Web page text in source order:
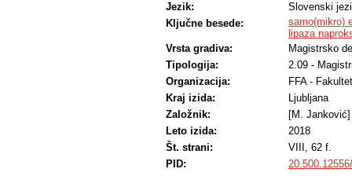
V sklopu magistrske naloge smo
topne ZU naproksen. Naproksen je
neionizirani obliki. Zaradi neželenih
v gastrorezistentnih oblikah. V tem
vitro lipolizo. Pri višjem pH v tankem
nekoliko slabše permeabilen. Iz tega
aktivne snovi, ki jih le-ta vsebuje,
formulacije, ki so ustrezale smernicam
formulacij smo uporabili naslednje
HS 15, Kolliphor EL, PEG 400, Miglyol
vgradili naproksen do nasičene
posnemajo pogoje na tešče, pogoje po
sproščanje naproksena. Ugotovili smo,
ter najmanj v oljih, kar je potrebno
naproksena v prebavnih medijih GIT je
Jezik:
Slovenski
Ključne besede:
samo(mikro)
lipaza
Vrsta gradiva:
Magistrsko
Tipologija:
2.09 -
Organizacija:
FFA -
Kraj izida:
Ljubljana
Založnik:
[M. Janković]
Leto izida:
2018
Št. strani:
VIII, 62 f.
PID: